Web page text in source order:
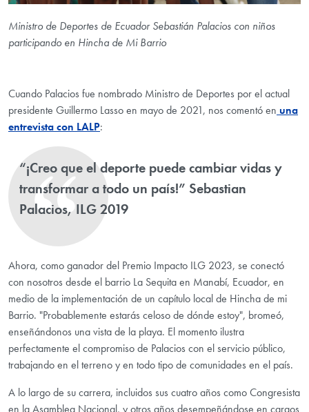
Ministro de Deportes de Ecuador Sebastián Palacios con niños
participando en Hincha de Mi Barrio
Cuando Palacios fue nombrado Ministro de Deportes por el actual
presidente Guillermo Lasso en mayo de 2021, nos comentó en una
entrevista con LALP:
“¡Creo que el deporte puede cambiar vidas y
transformar a todo un país!” Sebastian
Palacios, ILG 2019
Ahora, como ganador del Premio Impacto ILG 2023, se conectó
con nosotros desde el barrio La Sequita en Manabí, Ecuador, en
medio de la implementación de un capítulo local de Hincha de mi
Barrio. "Probablemente estarás celoso de dónde estoy", bromeó,
enseñándonos una vista de la playa. El momento ilustra
perfectamente el compromiso de Palacios con el servicio público,
trabajando en el terreno y en todo tipo de comunidades en el país.
A lo largo de su carrera, incluidos sus cuatro años como Congresista
en la Asamblea Nacional, y otros años desempeñándose en cargos